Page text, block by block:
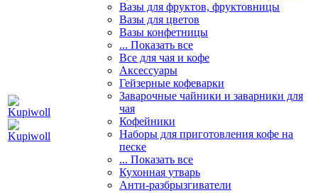
Вазы для фруктов, фруктовницы
Вазы для цветов
Вазы конфетницы
... Показать все
Все для чая и кофе
Аксессуары
Гейзерные кофеварки
Заварочные чайники и заварники для
чая
Кофейники
Наборы для приготовления кофе на
песке
... Показать все
Кухонная утварь
Анти-разбрызгиватели